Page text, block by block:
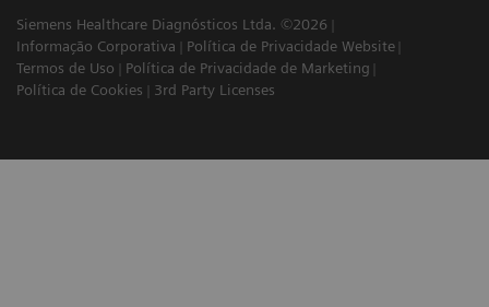
Siemens Healthcare Diagnósticos Ltda. ©2026
Informação Corporativa
Política de Privacidade Website
Termos de Uso
Política de Privacidade de Marketing
Política de Cookies
3rd Party Licenses